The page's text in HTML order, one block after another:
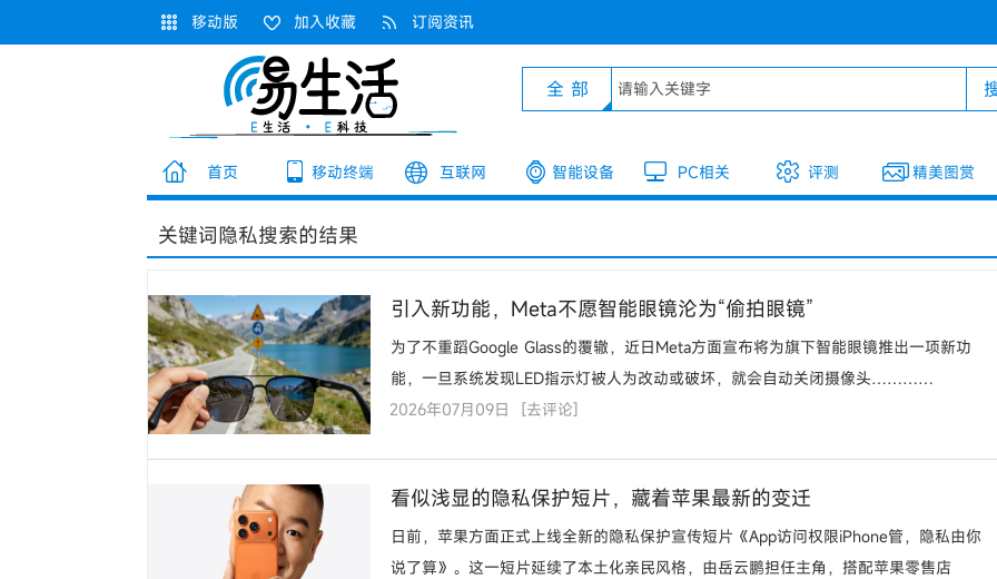
移动版 加入收藏 订阅资讯
全 部
首页 移动终端 互联网 智能设备 PC相关 评测 精美图赏
关键词隐私搜索的结果
引入新功能，Meta不愿智能眼镜沦为“偷拍眼镜”
为了不重蹈Google Glass的覆辙，近日Meta方面宣布将为旗下智能眼镜推出一项新功
能，一旦系统发现LED指示灯被人为改动或破坏，就会自动关闭摄像头…………
2026年07月09日
[去评论]
看似浅显的隐私保护短片，藏着苹果最新的变迁
日前，苹果方面正式上线全新的隐私保护宣传短片《App访问权限iPhone管，隐私由你
说了算》。这一短片延续了本土化亲民风格，由岳云鹏担任主角，搭配苹果零售店